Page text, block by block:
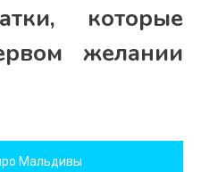
которые
желании
Мальдивы